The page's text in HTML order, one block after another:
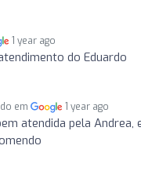
1 year ago
do Eduardo
em 1 year ago
atendida pela